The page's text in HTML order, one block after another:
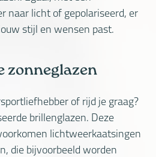
naar licht of gepolariseerd, er
stijl en wensen past.
zonneglazen
of rijd je graag?
brillenglazen. Deze
lichtweerkaatsingen
die bijvoorbeeld worden